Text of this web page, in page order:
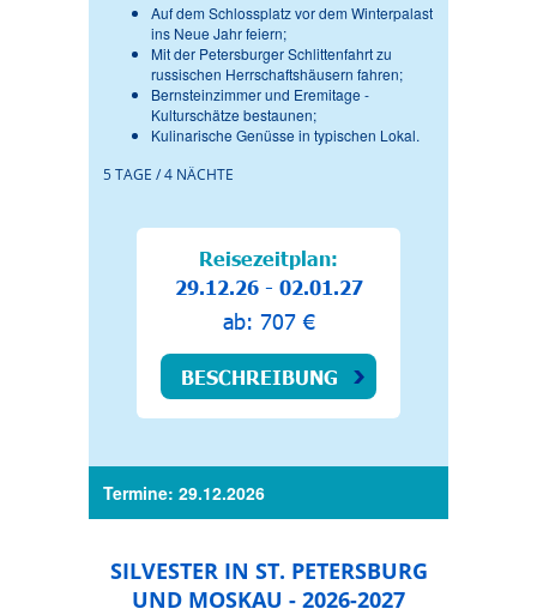
Auf dem Schlossplatz vor dem Winterpalast
ins Neue Jahr feiern;
Mit der Petersburger Schlittenfahrt zu
russischen Herrschaftshäusern fahren;
Bernsteinzimmer und Eremitage -
Kulturschätze bestaunen;
Kulinarische Genüsse in typischen Lokal.
5 TAGE / 4 NÄCHTE
Reisezeitplan:
29.12.26 - 02.01.27
ab: 707 €
BESCHREIBUNG
Termine: 29.12.2026
SILVESTER IN ST. PETERSBURG
UND MOSKAU - 2026-2027